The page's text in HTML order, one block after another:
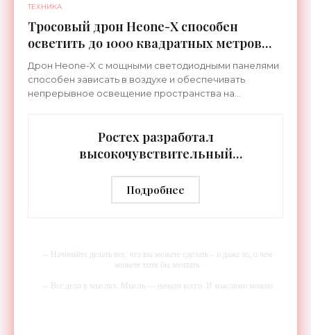
ТЕХНИКА
Тросовый дрон Heone-X способен
осветить до 1000 квадратных метров
земли - «Беспилотники»
Дрон Heone-X с мощными светодиодными панелями
способен зависать в воздухе и обеспечивать
непрерывное освещение пространства на
Ростех разработал
высокочувствительный
дальностью распознавания до 2 км
- «Гаджеты»
Подробнее
-- Начинайте делать все, что вы можете сделать – и даже то, о чем
можете хотя бы мечтать.
-- Все дело в мыслях. Мысль — начало всего. И мыслями можно